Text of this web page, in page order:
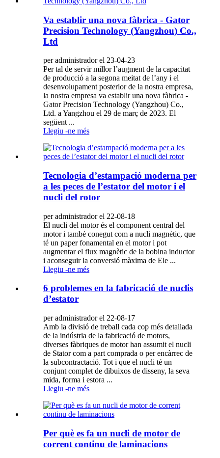
Va establir una nova fàbrica - Gator
Precision Technology (Yangzhou) Co.,
Ltd
per administrador el 23-04-23
Per tal de servir millor l’augment de la capacitat
de producció a la segona meitat de l’any i el
desenvolupament posterior de la nostra empresa,
la nostra empresa va establir una nova fàbrica -
Gator Precision Technology (Yangzhou) Co.,
Ltd. a Yangzhou el 29 de març de 2023. El
següent ...
Llegiu -ne més
Tecnologia d’estampació moderna per
a les peces de l’estator del motor i el
nucli del rotor
per administrador el 22-08-18
El nucli del motor és el component central del
motor i també conegut com a nucli magnètic, que
té un paper fonamental en el motor i pot
augmentar el flux magnètic de la bobina inductor
i aconseguir la conversió màxima de Ele ...
Llegiu -ne més
6 problemes en la fabricació de nuclis
d’estator
per administrador el 22-08-17
Amb la divisió de treball cada cop més detallada
de la indústria de la fabricació de motors,
diverses fàbriques de motor han assumit el nucli
de Stator com a part comprada o per encàrrec de
la subcontractació. Tot i que el nucli té un
conjunt complet de dibuixos de disseny, la seva
mida, forma i estora ...
Llegiu -ne més
Per què es fa un nucli de motor de
corrent continu de laminacions